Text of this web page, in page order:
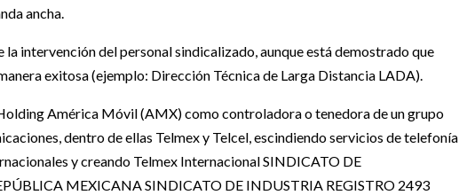
ancha.
intervención del personal sindicalizado, aunque está demostrado que
exitosa (ejemplo: Dirección Técnica de Larga Distancia LADA).
América Móvil (AMX) como controladora o tenedora de un grupo
dentro de ellas Telmex y Telcel, escindiendo servicios de telefonía
y creando Telmex Internacional SINDICATO DE
MEXICANA SINDICATO DE INDUSTRIA REGISTRO 2493